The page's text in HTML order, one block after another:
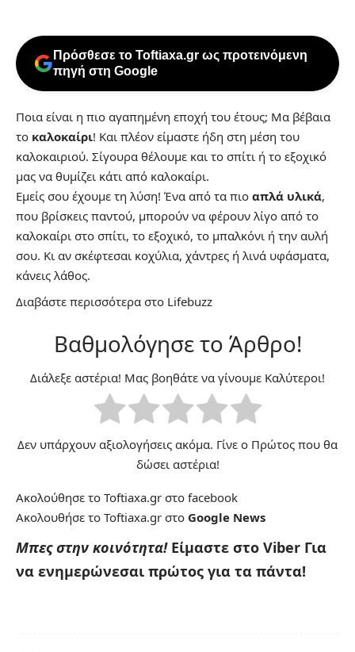
Πρόσθεσε το Toftiaxa.gr ως προτεινόμενη
πηγή στη Google
Ποια είναι η πιο αγαπημένη εποχή του έτους; Μα βέβαια
το καλοκαίρι! Και πλέον είμαστε ήδη στη μέση του
καλοκαιριού. Σίγουρα θέλουμε και το σπίτι ή το εξοχικό
μας να θυμίζει κάτι από καλοκαίρι.
Εμείς σου έχουμε τη λύση! Ένα από τα πιο απλά υλικά,
που βρίσκεις παντού, μπορούν να φέρουν λίγο από το
καλοκαίρι στο σπίτι, το εξοχικό, το μπαλκόνι ή την αυλή
σου. Κι αν σκέφτεσαι κοχύλια, χάντρες ή λινά υφάσματα,
κάνεις λάθος.
Διαβάστε περισσότερα στο Lifebuzz
Βαθμολόγησε το Άρθρο!
Διάλεξε αστέρια! Μας βοηθάτε να γίνουμε Καλύτεροι!
Δεν υπάρχουν αξιολογήσεις ακόμα. Γίνε ο Πρώτος που θα
δώσει αστέρια!
Ακολούθησε το Toftiaxa.gr στο facebook
Ακολουθήσε το Toftiaxa.gr στο Google News
Μπες στην κοινότητα! Είμαστε στο Viber Για
να ενημερώνεσαι πρώτος για τα πάντα!